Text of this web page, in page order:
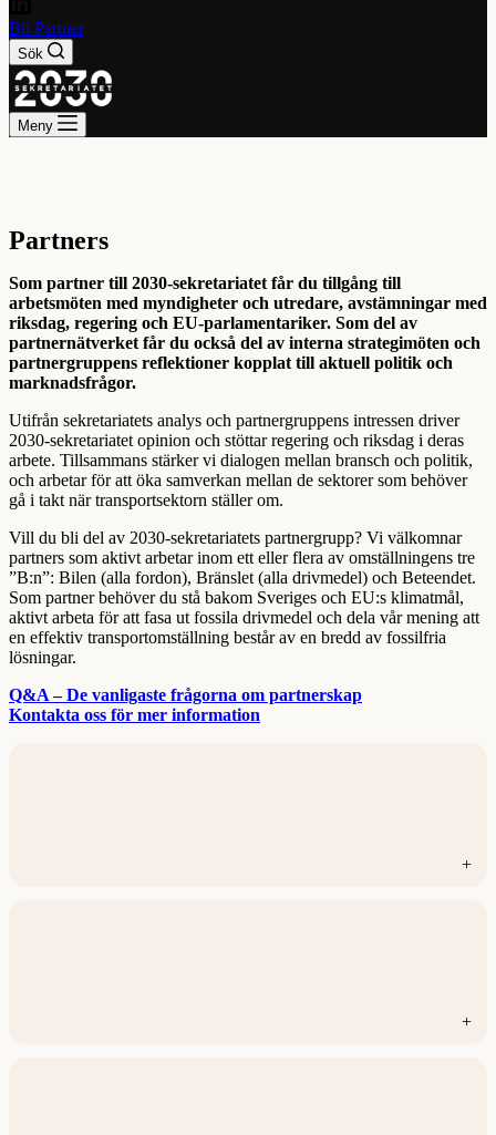
Bli Partner
Sök
Meny
Partners
Som partner till 2030-sekretariatet får du tillgång till
arbetsmöten med myndigheter och utredare, avstämningar med
riksdag, regering och EU-parlamentariker. Som del av
partnernätverket får du också del av interna strategimöten och
partnergruppens reflektioner kopplat till aktuell politik och
marknadsfrågor.
Utifrån sekretariatets analys och partnergruppens intressen driver
2030-sekretariatet opinion och stöttar regering och riksdag i deras
arbete. Tillsammans stärker vi dialogen mellan bransch och politik,
och arbetar för att öka samverkan mellan de sektorer som behöver
gå i takt när transportsektorn ställer om.
Vill du bli del av 2030-sekretariatets partnergrupp? Vi välkomnar
partners som aktivt arbetar inom ett eller flera av omställningens tre
”B:n”: Bilen (alla fordon), Bränslet (alla drivmedel) och Beteendet.
Som partner behöver du stå bakom Sveriges och EU:s klimatmål,
aktivt arbeta för att fasa ut fossila drivmedel och dela vår mening att
en effektiv transportomställning består av en bredd av fossilfria
lösningar.
Q&A – De vanligaste frågorna om partnerskap
Kontakta oss för mer information
+
+